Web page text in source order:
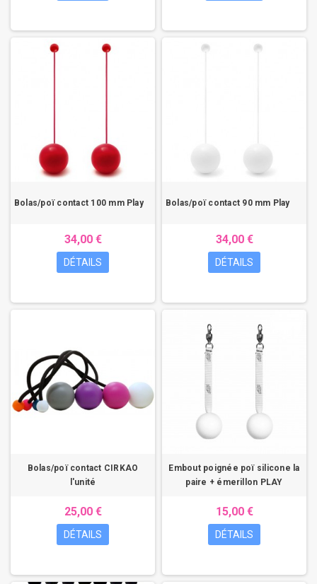
Bolas/poï contact 100 mm Play
34,00 €
DÉTAILS
Bolas/poï contact 90 mm Play
34,00 €
DÉTAILS
Bolas/poï contact CIRKAO
l'unité
25,00 €
DÉTAILS
Embout poignée poï silicone la
paire + émerillon PLAY
15,00 €
DÉTAILS